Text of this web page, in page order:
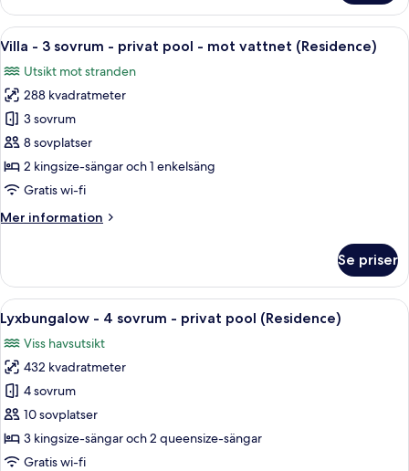
(Residence)
-
sovrum
privat
pool
(Residence)
Öppna
alla
foton
för
Villa
-
3
sovrum
privat
mot
vattnet
(Residence)
Ett modernt sovrum med en stor
6
Villa - 3 sovrum - privat pool - mot vattnet (Residence)
Utsikt mot stranden
288 kvadratmeter
3 sovrum
8 sovplatser
2 kingsize-sängar och 1 enkelsäng
Gratis wi-fi
Mer information
Mer
-
sovrum
privat
pool
mot
vattnet
(Residence)
Se priser
Öppna
alla
foton
för
Lyxbungalow
-
4
sovrum
Ett modernt hotellrum med en stor
7
Lyxbungalow - 4 sovrum - privat pool (Residence)
Viss havsutsikt
432 kvadratmeter
4 sovrum
10 sovplatser
3 kingsize-sängar och 2 queensize-sängar
Gratis wi-fi